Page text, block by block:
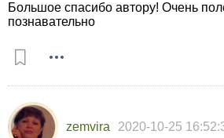
Большое спасибо автору! Очень
познавательно
zemvira 2020-10-25